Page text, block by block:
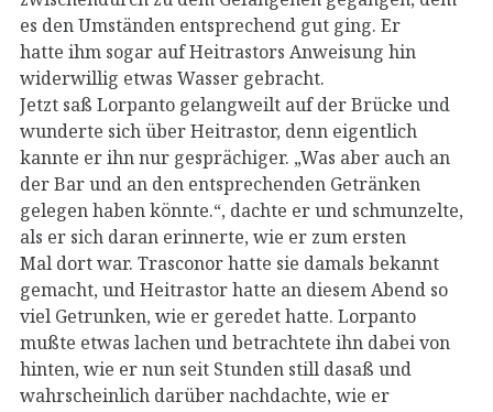
es den Umständen entsprechend gut ging. Er
hatte ihm sogar auf Heitrastors Anweisung hin
widerwillig etwas Wasser gebracht.
Jetzt saß Lorpanto gelangweilt auf der Brücke und
wunderte sich über Heitrastor, denn eigentlich
kannte er ihn nur gesprächiger. „Was aber auch an
der Bar und an den entsprechenden Getränken
gelegen haben könnte.“, dachte er und schmunzelte,
als er sich daran erinnerte, wie er zum ersten
Mal dort war. Trasconor hatte sie damals bekannt
gemacht, und Heitrastor hatte an diesem Abend so
viel Getrunken, wie er geredet hatte. Lorpanto
mußte etwas lachen und betrachtete ihn dabei von
hinten, wie er nun seit Stunden still dasaß und
wahrscheinlich darüber nachdachte, wie er